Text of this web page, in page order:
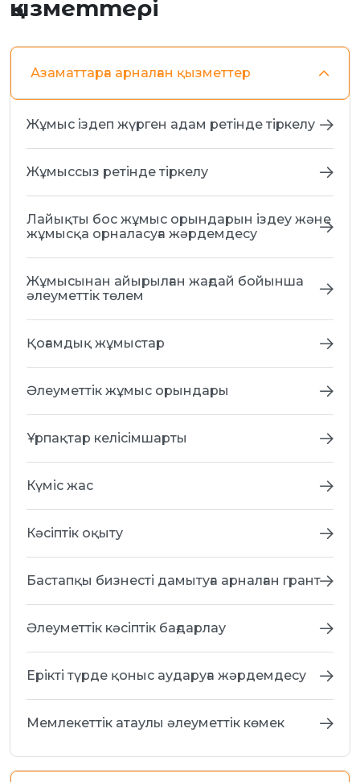
қызметтері
Азаматтарға арналған қызметтер
Жұмыс іздеп жүрген адам ретінде тіркелу
Жұмыссыз ретінде тіркелу
Лайықты бос жұмыс орындарын іздеу және
жұмысқа орналасуға жәрдемдесу
Жұмысынан айырылған жағдай бойынша
әлеуметтік төлем
Қоғамдық жұмыстар
Әлеуметтік жұмыс орындары
Ұрпақтар келісімшарты
Күміс жас
Кәсіптік оқыту
Бастапқы бизнесті дамытуға арналған грант
Әлеуметтік кәсіптік бағдарлау
Ерікті түрде қоныс аударуға жәрдемдесу
Мемлекеттік атаулы әлеуметтік көмек